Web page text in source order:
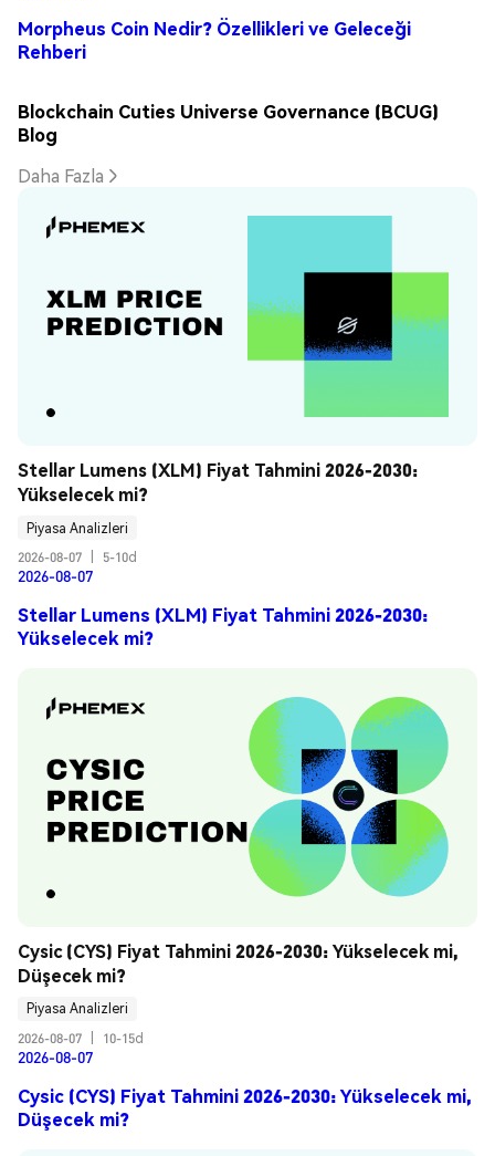
Morpheus Coin Nedir? Özellikleri ve Geleceği
Rehberi
Blockchain Cuties Universe Governance (BCUG)
Blog
Daha Fazla
Stellar Lumens (XLM) Fiyat Tahmini 2026-2030:
Yükselecek mi?
Piyasa Analizleri
2026-08-07
5-10d
2026-08-07
Stellar Lumens (XLM) Fiyat Tahmini 2026-2030:
Yükselecek mi?
Cysic (CYS) Fiyat Tahmini 2026-2030: Yükselecek mi,
Düşecek mi?
Piyasa Analizleri
2026-08-07
10-15d
2026-08-07
Cysic (CYS) Fiyat Tahmini 2026-2030: Yükselecek mi,
Düşecek mi?